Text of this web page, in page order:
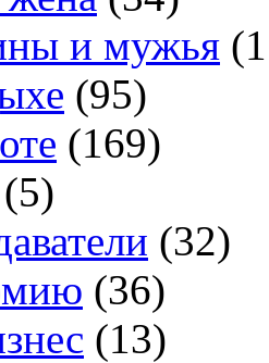
и мужья
(95)
(169)
(5)
(32)
(36)
(13)